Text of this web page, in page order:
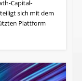
Capital-
sich mit dem
Plattform